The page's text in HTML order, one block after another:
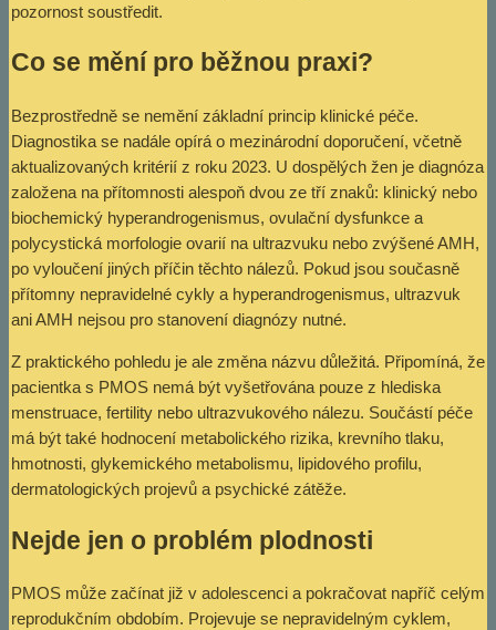
pozornost soustředit.
Co se mění pro běžnou praxi?
Bezprostředně se nemění základní princip klinické péče.
Diagnostika se nadále opírá o mezinárodní doporučení, včetně
aktualizovaných kritérií z roku 2023. U dospělých žen je diagnóza
založena na přítomnosti alespoň dvou ze tří znaků: klinický nebo
biochemický hyperandrogenismus, ovulační dysfunkce a
polycystická morfologie ovarií na ultrazvuku nebo zvýšené AMH,
po vyloučení jiných příčin těchto nálezů. Pokud jsou současně
přítomny nepravidelné cykly a hyperandrogenismus, ultrazvuk
ani AMH nejsou pro stanovení diagnózy nutné.
Z praktického pohledu je ale změna názvu důležitá. Připomíná, že
pacientka s PMOS nemá být vyšetřována pouze z hlediska
menstruace, fertility nebo ultrazvukového nálezu. Součástí péče
má být také hodnocení metabolického rizika, krevního tlaku,
hmotnosti, glykemického metabolismu, lipidového profilu,
dermatologických projevů a psychické zátěže.
Nejde jen o problém plodnosti
PMOS může začínat již v adolescenci a pokračovat napříč celým
reprodukčním obdobím. Projevuje se nepravidelným cyklem,